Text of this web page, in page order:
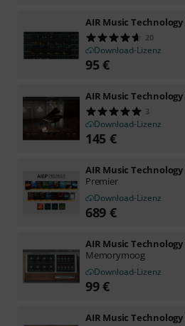
AIR Music Technology
20
Download-Lizenz
95€
AIR Music Technology
3
Download-Lizenz
145 €
AIR Music Technology
Premier
Download-Lizenz
689 €
AIR Music Technology
Memorymoog
Download-Lizenz
99€
AIR Music Technology